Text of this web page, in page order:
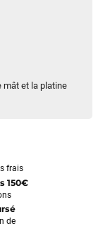
mât et la platine
frais
150€
de